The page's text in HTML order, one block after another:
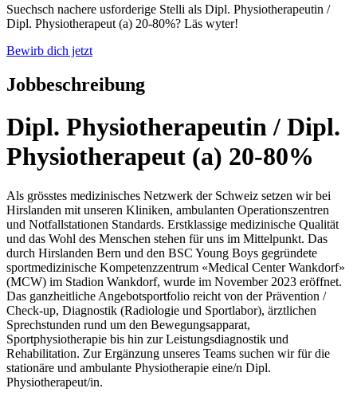
Suechsch nachere usforderige Stelli als Dipl. Physiotherapeutin /
Dipl. Physiotherapeut (a) 20-80%? Läs wyter!
Bewirb dich jetzt
Jobbeschreibung
Dipl. Physiotherapeutin / Dipl.
Physiotherapeut (a) 20-80%
Als grösstes medizinisches Netzwerk der Schweiz setzen wir bei
Hirslanden mit unseren Kliniken, ambulanten Operationszentren
und Notfallstationen Standards. Erstklassige medizinische Qualität
und das Wohl des Menschen stehen für uns im Mittelpunkt. Das
durch Hirslanden Bern und den BSC Young Boys gegründete
sportmedizinische Kompetenzzentrum «Medical Center Wankdorf»
(MCW) im Stadion Wankdorf, wurde im November 2023 eröffnet.
Das ganzheitliche Angebotsportfolio reicht von der Prävention /
Check-up, Diagnostik (Radiologie und Sportlabor), ärztlichen
Sprechstunden rund um den Bewegungsapparat,
Sportphysiotherapie bis hin zur Leistungsdiagnostik und
Rehabilitation. Zur Ergänzung unseres Teams suchen wir für die
stationäre und ambulante Physiotherapie eine/n Dipl.
Physiotherapeut/in.